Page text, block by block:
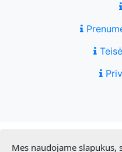
Mes naudojame slapukus,